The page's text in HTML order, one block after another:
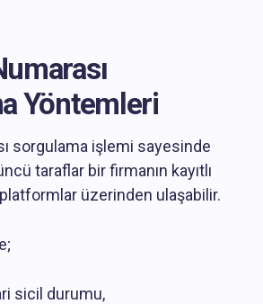
Yöntemleri
sorgulama işlemi sayesinde
taraflar bir firmanın kayıtlı
üzerinden ulaşabilir.
sicil durumu,